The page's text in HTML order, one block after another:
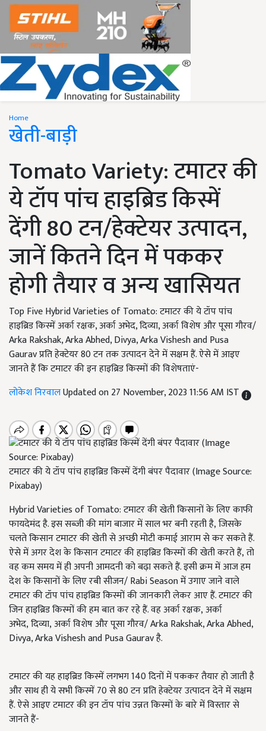
Home
खेती-बाड़ी
Tomato Variety: टमाटर की
ये टॉप पांच हाइब्रिड किस्में
देंगी 80 टन/हेक्टेयर उत्पादन,
जानें कितने दिन में पककर
होगी तैयार व अन्य खासियत
Top Five Hybrid Varieties of Tomato: टमाटर की ये टॉप पांच
हाइब्रिड किस्में अर्का रक्षक, अर्का अभेद, दिव्या, अर्का विशेष और पूसा गौरव/
Arka Rakshak, Arka Abhed, Divya, Arka Vishesh and Pusa
Gaurav प्रति हेक्टेयर 80 टन तक उत्पादन देने में सक्षम हैं. ऐसे में आइए
जानते हैं कि टमाटर की इन हाइब्रिड किस्मों की विशेषताएं-
लोकेश निरवालUpdated on 27 November, 2023 11:56 AM IST
टमाटर की ये टॉप पांच हाइब्रिड किस्में देंगी बंपर पैदावार (Image Source:
Pixabay)
Hybrid Varieties of Tomato:टमाटर की खेती किसानों के लिए काफी
फायदेमंद है. इस सब्जी की मांग बाजार में साल भर बनी रहती है, जिसके
चलते किसान टमाटर की खेती से अच्छी मोटी कमाई आराम से कर सकते हैं.
ऐसे में अगर देश के किसान टमाटर की हाइब्रिड किस्मों की खेती करते हैं, तो
वह कम समय में ही अपनी आमदनी को बढ़ा सकते हैं. इसी क्रम में आज हम
देश के किसानों के लिए रबी सीजन/ Rabi Season में उगाए जाने वाले
टमाटर की टॉप पांच हाइब्रिड किस्मों की जानकारी लेकर आए हैं. टमाटर की
जिन हाइब्रिड किस्मों की हम बात कर रहे हैं. वह अर्का रक्षक, अर्का
अभेद, दिव्या, अर्का विशेष और पूसा गौरव/ Arka Rakshak, Arka Abhed,
Divya, Arka Vishesh and Pusa Gauravहै.
टमाटर की यह हाइब्रिड किस्में लगभग 140दिनों में पककर तैयार हो जाती है
और साथ ही ये सभी किस्में70से80टन प्रति हेक्टेयर उत्पादन देने में सक्षम
हैं. ऐसे आइए टमाटर की इन टॉप पांच उन्नत किस्मों के बारे में विस्तार से
जानते हैं-